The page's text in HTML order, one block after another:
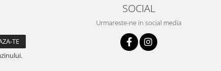
SOCIAL
Urmareste-ne in social media